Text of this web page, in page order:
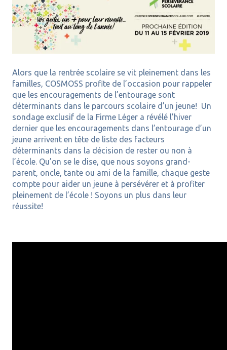
Alors que la rentrée scolaire se vit pleinement dans les
familles, COSMOSS profite de l’occasion pour rappeler
que les encouragements de l’entourage sont
déterminants dans le parcours scolaire d’un jeune! Un
sondage exclusif de la Firme Léger a révélé l’hiver
dernier que les encouragements dans l’entourage d’un
jeune arrivent en tête de liste des facteurs
déterminants dans la décision de rester ou non à
l’école. Qu’on se le dise, que nous soyons grand-
parent, oncle, tante ou ami de la famille, chaque geste
compte pour aider un jeune à persévérer et à profiter
pleinement de l’école ! Soyons un plus dans leur
réussite!